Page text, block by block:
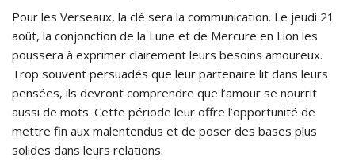
Pour les Verseaux, la clé sera la communication. Le jeudi 21
août, la conjonction de la Lune et de Mercure en Lion les
poussera à exprimer clairement leurs besoins amoureux.
Trop souvent persuadés que leur partenaire lit dans leurs
pensées, ils devront comprendre que l’amour se nourrit
aussi de mots. Cette période leur offre l’opportunité de
mettre fin aux malentendus et de poser des bases plus
solides dans leurs relations.